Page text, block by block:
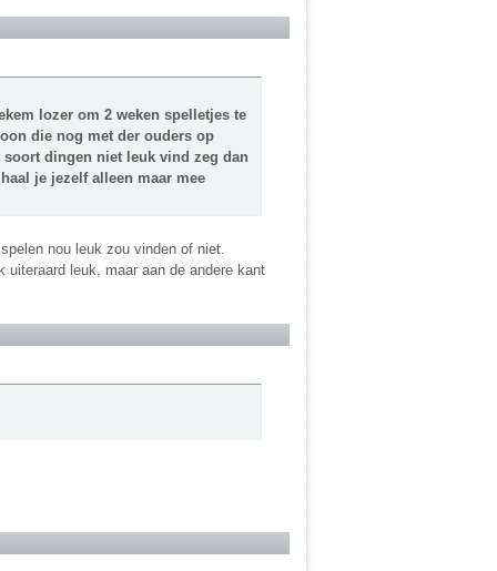
lozer om 2 weken spelletjes te
die nog met der ouders op
dingen niet leuk vind zeg dan
je jezelf alleen maar mee
nou leuk zou vinden of niet.
leuk, maar aan de andere kant